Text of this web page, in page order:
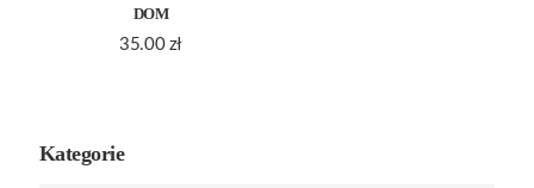
DOM
35.00 zł
Kategorie